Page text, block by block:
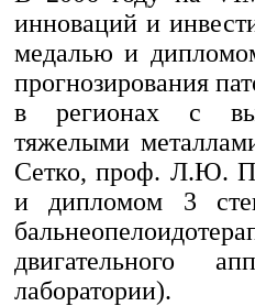
инноваций и
медалью и
прогнозирования
в регионах с
тяжелыми
Сетко, проф. Л.Ю.
и дипломом 3
двигательного
лаборатории).